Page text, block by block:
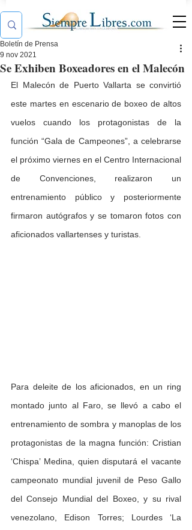
Se Exhiben Boxeadores en el Malecón
Boletín de Prensa
9 nov 2021
El Malecón de Puerto Vallarta se convirtió
este martes en escenario de boxeo de altos
vuelos cuando los protagonistas de la
función “Gala de Campeones”, a celebrarse
el próximo viernes en el Centro Internacional
de Convenciones, realizaron un
entrenamiento público y posteriormente
firmaron autógrafos y se tomaron fotos con
aficionados vallartenses y turistas.
Para deleite de los aficionados, en un ring
montado junto al Faro, se llevó a cabo el
entrenamiento de sombra y manoplas de los
protagonistas de la magna función: Cristian
‘Chispa’ Medina, quien disputará el vacante
campeonato mundial juvenil de Peso Gallo
del Consejo Mundial del Boxeo, y su rival
venezolano, Edison Torres; Lourdes ‘La